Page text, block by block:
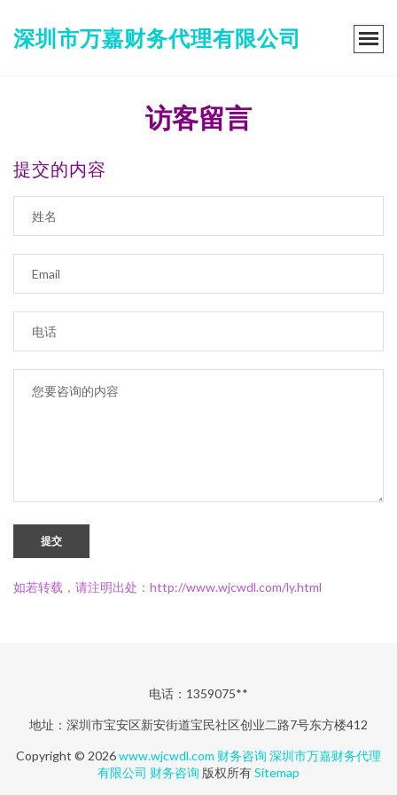
深圳市万嘉财务代理有限公司
访客留言
提交的内容
提交
如若转载，请注明出处：http://www.wjcwdl.com/ly.html
电话：1359075**
地址：深圳市宝安区新安街道宝民社区创业二路7号东方楼412
Copyright © 2026www.wjcwdl.com 财务咨询 深圳市万嘉财务代理
有限公司 财务咨询 版权所有Sitemap